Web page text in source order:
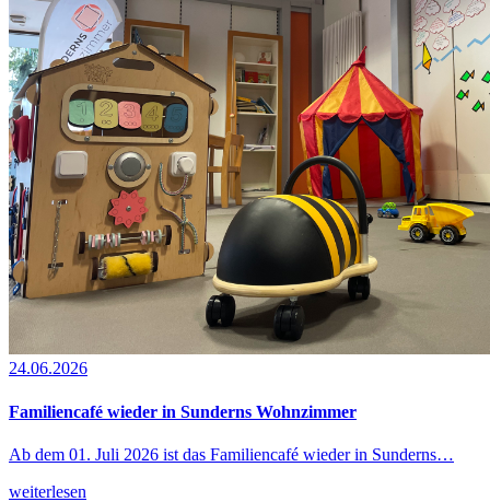
24.06.2026
Familiencafé wieder in Sunderns Wohnzimmer
Ab dem 01. Juli 2026 ist das Familiencafé wieder in Sunderns…
weiterlesen